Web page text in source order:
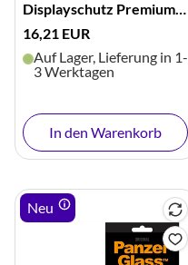
Displayschutz Premium
16,21 EUR
Auf Lager, Lieferung in 1-
3 Werktagen
In den Warenkorb
Neu